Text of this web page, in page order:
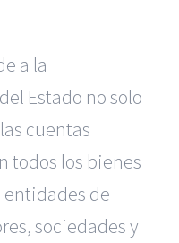
a la
Estado no solo
cuentas
todos los bienes
de
sociedades y
Alicante|Reclamación